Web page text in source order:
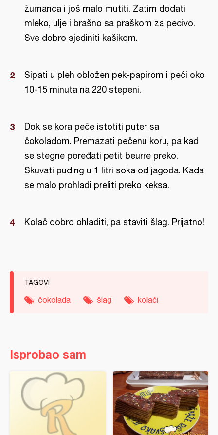
žumanca i još malo mutiti. Zatim dodati
mleko, ulje i brašno sa praškom za pecivo.
Sve dobro sjediniti kašikom.
Sipati u pleh obložen pek-papirom i peći oko
10-15 minuta na 220 stepeni.
Dok se kora peče istotiti puter sa
čokoladom. Premazati pečenu koru, pa kad
se stegne poređati petit beurre preko.
Skuvati puding u 1 litri soka od jagoda. Kada
se malo prohladi preliti preko keksa.
Kolač dobro ohladiti, pa staviti šlag. Prijatno!
TAGOVI
čokolada šlag kolači
Isprobao sam